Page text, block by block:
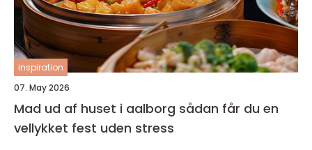
inspiration
07. May 2026
Mad ud af huset i aalborg sådan får du en
vellykket fest uden stress